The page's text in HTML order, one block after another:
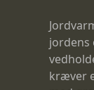
jordens
kræver